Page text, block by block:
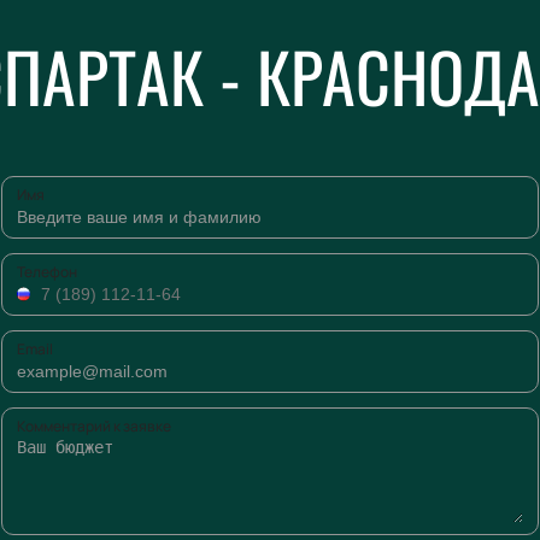
-
Имя
Телефон
Email
Комментарий к заявке